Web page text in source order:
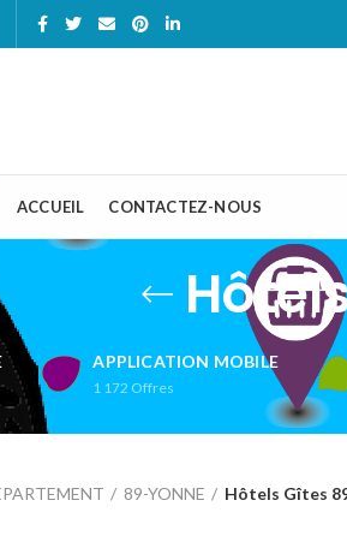
ACCUEIL CONTACTEZ-NOUS
APPLICATION MOBILE
1 172 Offres
89-YONNE Hôtels Gîtes